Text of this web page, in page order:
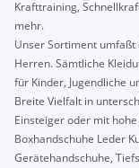
Krafttraining,
mehr.
Unser Sortiment umfaßt
Herren. Sämtliche
für Kinder, Jugendliche
Breite Vielfalt in
Einsteiger oder mit
Boxhandschuhe Leder
Gerätehandschuhe,